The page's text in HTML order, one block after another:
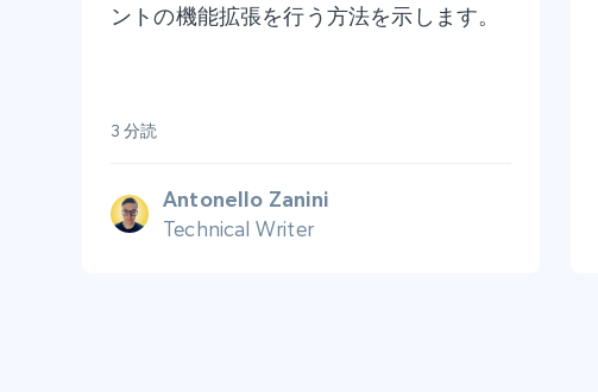
ントの機能拡張を行う方法を示します。
3 分読
Antonello Zanini
Technical Writer